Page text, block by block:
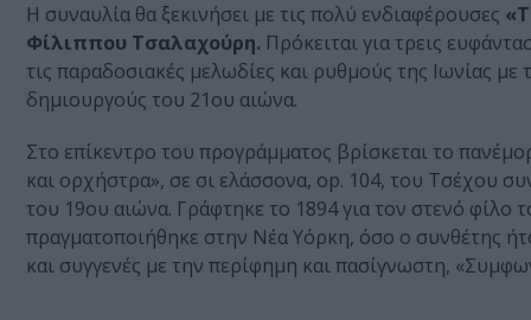
Η συναυλία θα ξεκινήσει με τις πολύ ενδιαφέρουσες
Φίλιππου Τσαλαχούρη. Πρόκειται για τρεις
τις παραδοσιακές μελωδίες και ρυθμούς της Ιωνίας
δημιουργούς του 21ου αιώνα.
Στο επίκεντρο του προγράμματος βρίσκεται το
και ορχήστρα», σε σι ελάσσονα, op. 104, του Τσέχου
του 19ου αιώνα. Γράφτηκε το 1894 για τον στενό
πραγματοποιήθηκε στην Νέα Υόρκη, όσο ο συνθέτης
και συγγενές με την περίφημη και πασίγνωστη,